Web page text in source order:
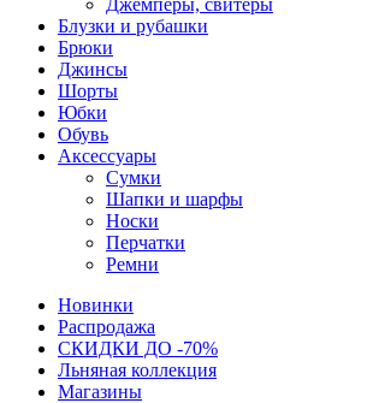
Джемперы, свитеры
Блузки и рубашки
Брюки
Джинсы
Шорты
Юбки
Обувь
Аксессуары
Сумки
Шапки и шарфы
Носки
Перчатки
Ремни
Новинки
Распродажа
СКИДКИ ДО -70%
Льняная коллекция
Магазины